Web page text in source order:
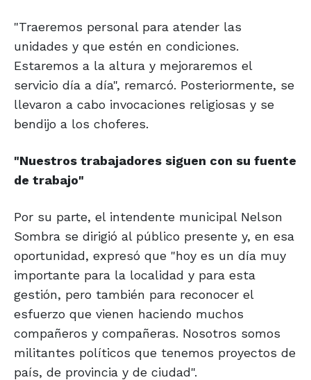
"Traeremos personal para atender las
unidades y que estén en condiciones.
Estaremos a la altura y mejoraremos el
servicio día a día", remarcó. Posteriormente, se
llevaron a cabo invocaciones religiosas y se
bendijo a los choferes.
"Nuestros trabajadores siguen con su fuente
de trabajo"
Por su parte, el intendente municipal Nelson
Sombra se dirigió al público presente y, en esa
oportunidad, expresó que "hoy es un día muy
importante para la localidad y para esta
gestión, pero también para reconocer el
esfuerzo que vienen haciendo muchos
compañeros y compañeras. Nosotros somos
militantes políticos que tenemos proyectos de
país, de provincia y de ciudad".